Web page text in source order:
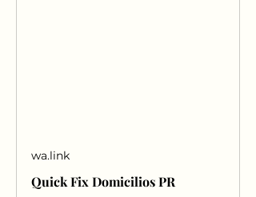
wa.link
Quick Fix Domicilios PR